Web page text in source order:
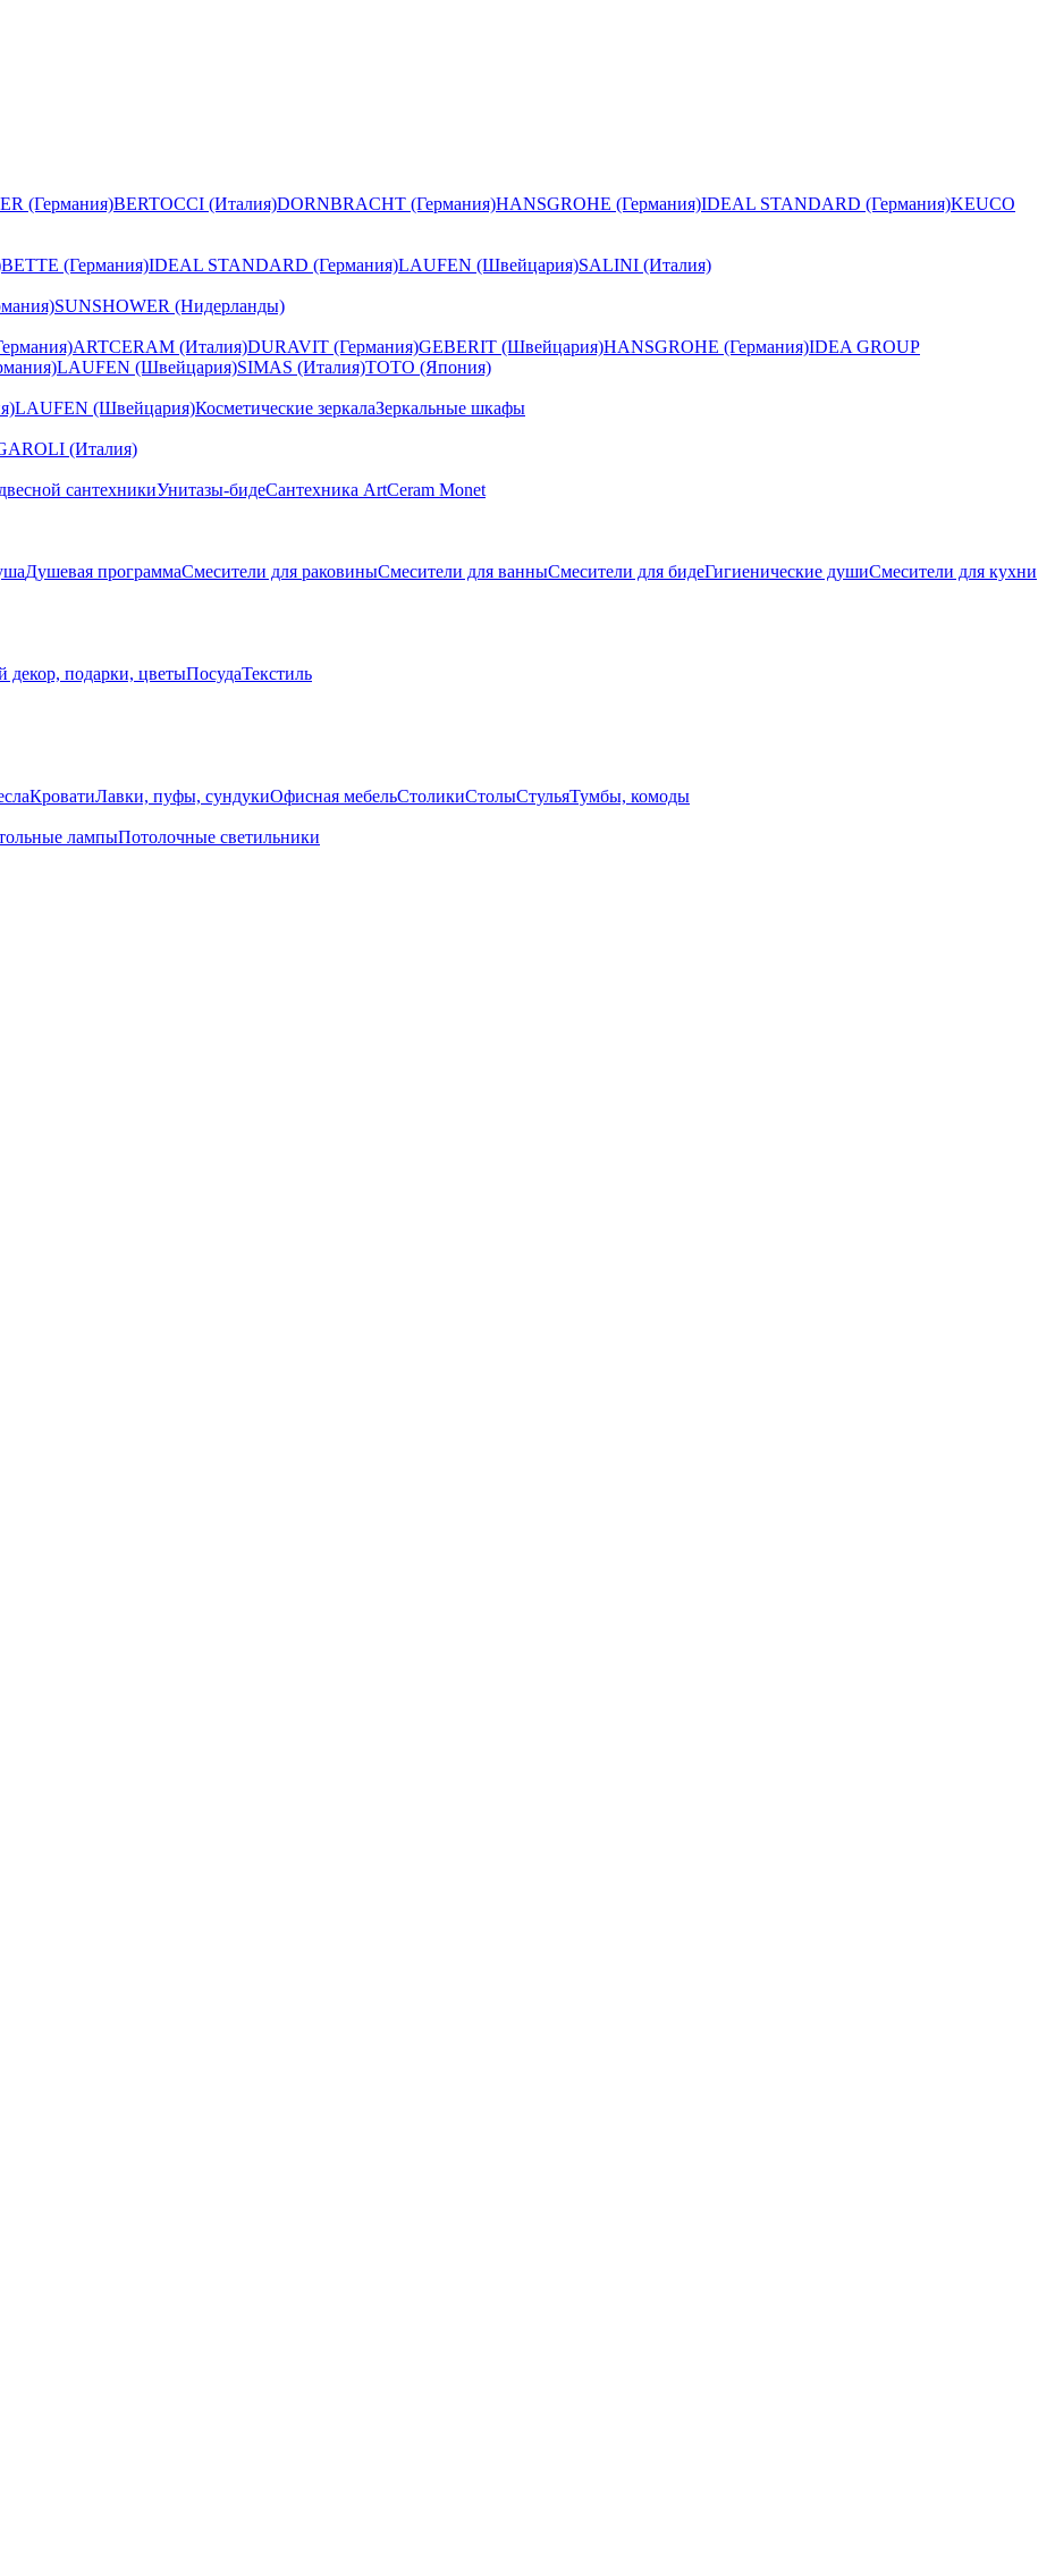
(Германия)BERTOCCI (Италия)DORNBRACHT (Германия)HANSGROHE (Германия)IDEAL STANDARD (Германия)KEUCO
BETTE (Германия)IDEAL STANDARD (Германия)LAUFEN (Швейцария)SALINI (Италия)
SUNSHOWER (Нидерланды)
ARTCERAM (Италия)DURAVIT (Германия)GEBERIT (Швейцария)HANSGROHE (Германия)IDEA GROUP
LAUFEN (Швейцария)SIMAS (Италия)TOTO (Япония)
LAUFEN (Швейцария)Косметические зеркалаЗеркальные шкафы
(Италия)
сантехникиУнитазы-бидеСантехника ArtCeram Monet
Душевая программаСмесители для раковиныСмесители для ванныСмесители для бидеГигиенические душиСмесители для кухни
декор, подарки, цветыПосудаТекстиль
КроватиЛавки, пуфы, сундукиОфисная мебельСтоликиСтолыСтульяТумбы, комоды
лампыПотолочные светильники